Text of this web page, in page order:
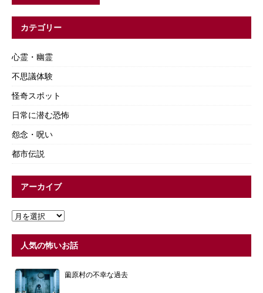
カテゴリー
心霊・幽霊
不思議体験
怪奇スポット
日常に潜む恐怖
怨念・呪い
都市伝説
アーカイブ
人気の怖いお話
薗原村の不幸な過去